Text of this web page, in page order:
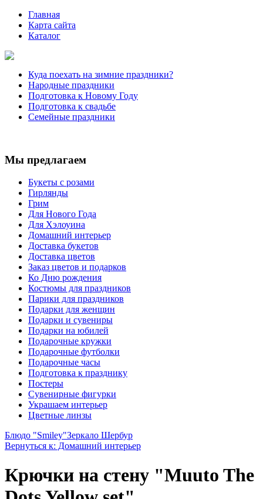
Главная
Карта сайта
Каталог
Куда поехать на зимние праздники?
Народные праздники
Подготовка к Новому Году
Подготовка к свадьбе
Семейные праздники
Мы предлагаем
Букеты с розами
Гирлянды
Грим
Для Нового Года
Для Хэлоуина
Домашний интерьер
Доставка букетов
Доставка цветов
Заказ цветов и подарков
Ко Дню рождения
Костюмы для праздников
Парики для праздников
Подарки для женщин
Подарки и сувениры
Подарки на юбилей
Подарочные кружки
Подарочные футболки
Подарочные часы
Подготовка к празднику
Постеры
Сувенирные фигурки
Украшаем интерьер
Цветные линзы
Блюдо "Smiley"Зеркало Шербур
Вернуться к: Домашний интерьер
Крючки на стену "Muuto The